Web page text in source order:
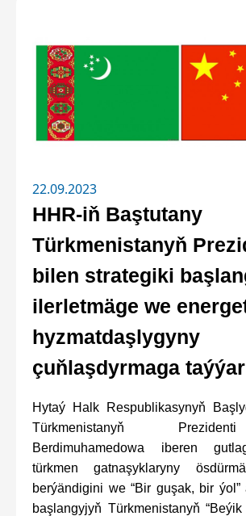
22.09.2023
HHR-iň Baştutany
Türkmenistanyň
bilen strategiki
ilerletmäge we
hyzmatdaşlygyny
çuňlaşdyrmaga taýýar
Hytaý Halk Respublikasynyň
Türkmenistanyň
Berdimuhamedowa iberen
türkmen gatnaşyklaryny
berýändigini we “Bir guşak, bir
başlangyjyň Türkmenistanyň